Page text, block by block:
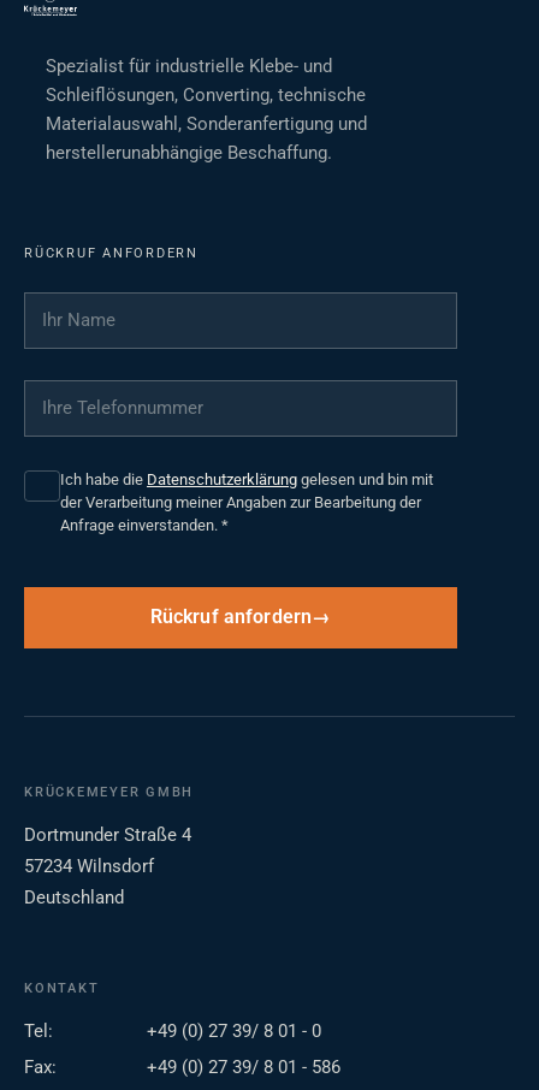
Spezialist für industrielle Klebe- und
Schleiflösungen, Converting, technische
Materialauswahl, Sonderanfertigung und
herstellerunabhängige Beschaffung.
RÜCKRUF ANFORDERN
Ihr Name
Ihre Telefonnummer
Ich habe die Datenschutzerklärung gelesen und bin mit
der Verarbeitung meiner Angaben zur Bearbeitung der
Anfrage einverstanden. *
Rückruf anfordern
KRÜCKEMEYER GMBH
Dortmunder Straße 4
57234 Wilnsdorf
Deutschland
KONTAKT
Tel:
+49 (0) 27 39/ 8 01 - 0
Fax:
+49 (0) 27 39/ 8 01 - 586